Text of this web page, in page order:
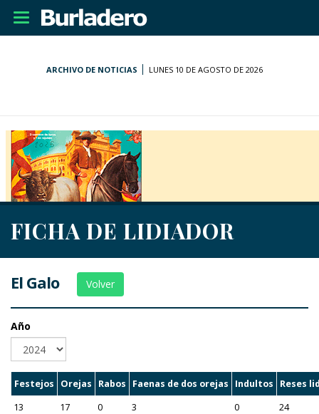
Desplegar
navegación
ARCHIVO DE NOTICIAS LUNES 10 DE AGOSTO DE 2026
FICHA DE LIDIADOR
El Galo Volver
Año
Festejos Orejas Rabos Faenas de dos orejas Indultos
Reses
13
17 0 3 0 24